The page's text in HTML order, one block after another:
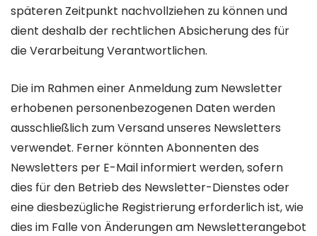
späteren Zeitpunkt nachvollziehen zu können und
dient deshalb der rechtlichen Absicherung des für
die Verarbeitung Verantwortlichen.
Die im Rahmen einer Anmeldung zum Newsletter
erhobenen personenbezogenen Daten werden
ausschließlich zum Versand unseres Newsletters
verwendet. Ferner könnten Abonnenten des
Newsletters per E-Mail informiert werden, sofern
dies für den Betrieb des Newsletter-Dienstes oder
eine diesbezügliche Registrierung erforderlich ist, wie
dies im Falle von Änderungen am Newsletterangebot